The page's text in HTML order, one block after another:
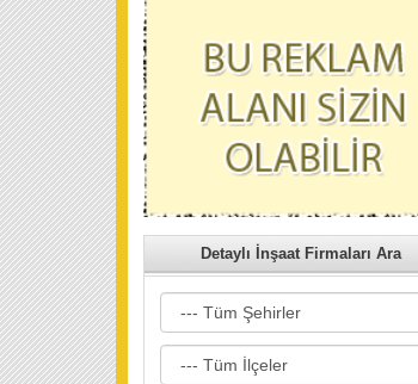
Detaylı İnşaat Firmaları Ara